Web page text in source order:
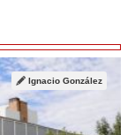
Ignacio González